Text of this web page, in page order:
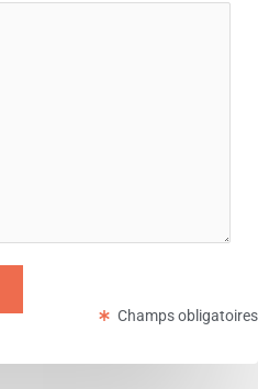
Champs obligatoires